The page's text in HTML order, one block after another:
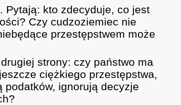
Pytają: kto zdecyduje, co jest
Czy cudzoziemiec nie
przestępstwem może
strony: czy państwo ma
ciężkiego przestępstwa,
podatków, ignorują decyzje